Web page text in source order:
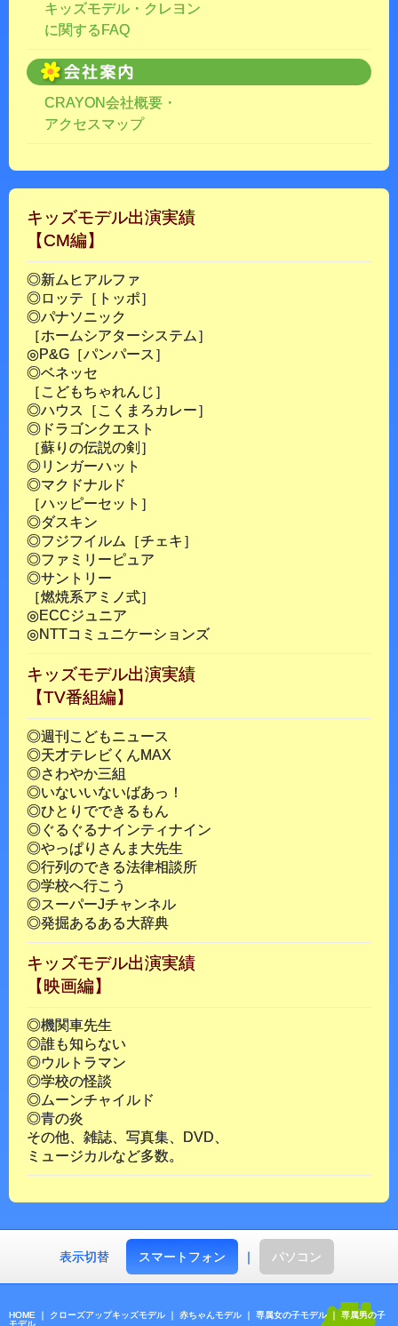
キッズモデル・クレヨン
に関するFAQ
CRAYON会社概要・
アクセスマップ
キッズモデル出演実績
【CM編】
◎新ムヒアルファ
◎ロッテ［トッポ］
◎パナソニック
［ホームシアターシステム］
◎P&G［パンパース］
◎ベネッセ
［こどもちゃれんじ］
◎ハウス［こくまろカレー］
◎ドラゴンクエスト
［蘇りの伝説の剣］
◎リンガーハット
◎マクドナルド
［ハッピーセット］
◎ダスキン
◎フジフイルム［チェキ］
◎ファミリーピュア
◎サントリー
［燃焼系アミノ式］
◎ECCジュニア
◎NTTコミュニケーションズ
キッズモデル出演実績
【TV番組編】
◎週刊こどもニュース
◎天才テレビくんMAX
◎さわやか三組
◎いないいないばあっ！
◎ひとりでできるもん
◎ぐるぐるナインティナイン
◎やっぱりさんま大先生
◎行列のできる法律相談所
◎学校へ行こう
◎スーパーJチャンネル
◎発掘あるある大辞典
キッズモデル出演実績
【映画編】
◎機関車先生
◎誰も知らない
◎ウルトラマン
◎学校の怪談
◎ムーンチャイルド
◎青の炎
その他、雑誌、写真集、DVD、
ミュージカルなど多数。
表示切替 スマートフォン ｜ パソコン
HOME ｜ クローズアップキッズモデル ｜ 赤ちゃんモデル ｜ 専属女の子モデル｜ 専属男の子
モデル